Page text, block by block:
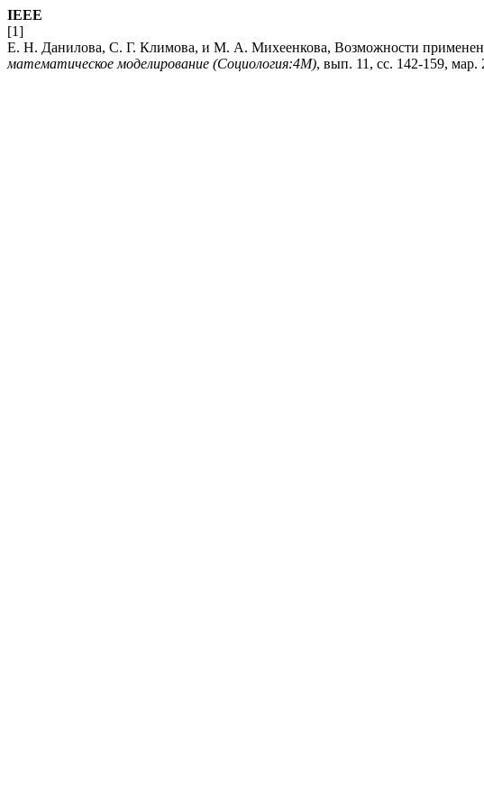
IEEE
[1]
Е. Н. Данилова, С. Г. Климова, и М. А. Михеенкова, Возможности
математическое моделирование (Социология:4М), вып. 11, сс. 142-159, мар.